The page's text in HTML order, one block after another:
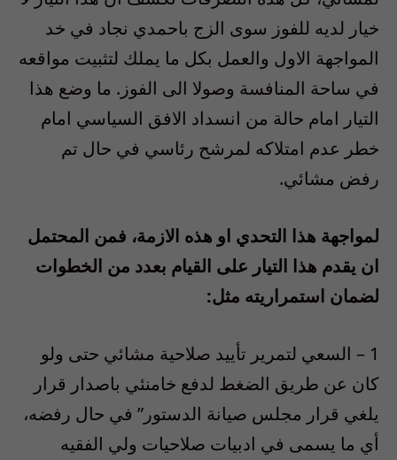
خيار لديه للفوز سوى الزج باحمدي نجاد في خد
المواجهة الاول والعمل بكل ما يملك لتثبيت مواقعه
في ساحة المنافسة وصولا الى الفوز. ما وضع هذا
التيار امام حالة من انسداد الافق السياسي امام
خطر عدم امتلاكه لمرشح رئاسي في حال تم
رفض مشائي.
لمواجهة هذا التحدي او هذه الازمة، فمن المحتمل
ان يقدم هذا التيار على القيام بعدد من الخطوات
لضمان استمراريته مثل:
1 – السعي لتمرير تأييد صلاحية مشائي حتى ولو
كان عن طريق الضغط لدفع خامنئي باصدار قرار
يلغي قرار مجلس صيانة الدستور” في حال رفضه،
أي ما يسمى في ادبيات صلاحيات ولي الفقيه